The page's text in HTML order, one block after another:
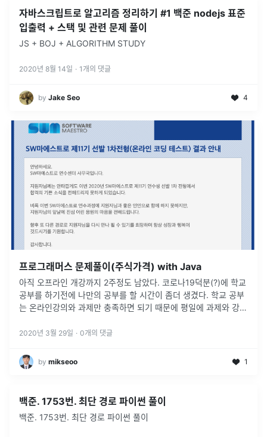
자바스크립트로 알고리즘 정리하기 #1 백준 nodejs 표준
입출력 + 스택 및 관련 문제 풀이
JS + BOJ + ALGORITHM STUDY
2020년 8월 14일 · 1 개의 댓글
by Jake Seo 4
프로그래머스 문제풀이(주식가격) with Java
아직 오프라인 개강까지 2주정도 남았다. 코로나19덕분(?)에 학교
공부를 하기전에 나만의 공부를 할 시간이 좀더 생겼다. 학교 공부
는 온라인강의와 과제만 충족하면 되기 때문에 평일에 과제와 강의
국 SW마에 ...
2020년 3월 29일 · 0개의 댓글
by mikseoo 1
백준. 1753번. 최단 경로 파이썬 풀이
백준. 1753번. 최단 경로 파이썬 풀이